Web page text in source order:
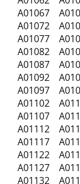
A01067
A01072
A01077
A01082
A01087
A01092
A01097
A01102
A01107
A01112
A01117
A01122
A01127
A01132